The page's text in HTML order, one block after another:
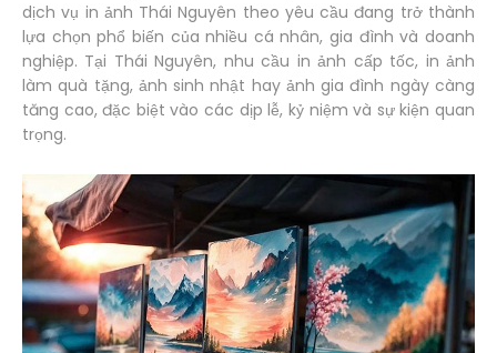
dịch vụ in ảnh Thái Nguyên theo yêu cầu đang trở thành
lựa chọn phổ biến của nhiều cá nhân, gia đình và doanh
nghiệp. Tại Thái Nguyên, nhu cầu in ảnh cấp tốc, in ảnh
làm quà tặng, ảnh sinh nhật hay ảnh gia đình ngày càng
tăng cao, đặc biệt vào các dịp lễ, kỷ niệm và sự kiện quan
trọng.